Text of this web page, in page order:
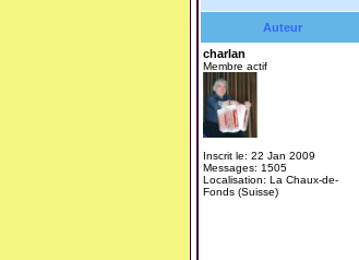
Auteur
charlan
Membre actif
Inscrit le: 22 Jan 2009
Messages: 1505
Localisation: La Chaux-de-
Fonds (Suisse)